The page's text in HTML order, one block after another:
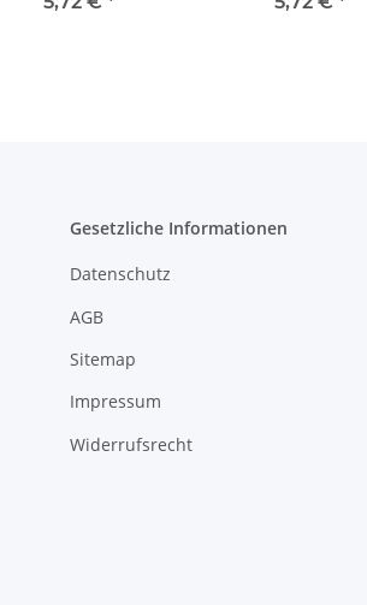
Gesetzliche Informationen
Datenschutz
AGB
Sitemap
Impressum
Widerrufsrecht